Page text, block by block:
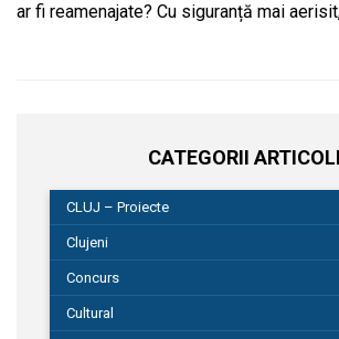
ar fi reamenajate? Cu siguranță mai
CATEGORII
CLUJ – Proiecte
Clujeni
Concurs
Cultural